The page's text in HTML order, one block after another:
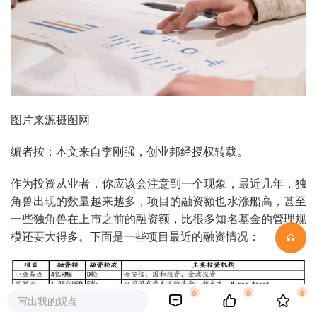
图片来源摄图网
编者按：本文来自李刚强，创业邦经授权转载。
作为投资从业者，你应该会注意到一个现象，最近几年，独
角兽出现的数量越来越多，项目的融资额也水涨船高，甚至
一些独角兽在上市之前的融资额，比很多知名基金的管理规
模还要大得多。下面是一些项目最近的融资情况：
写出我的观点
0 0 3